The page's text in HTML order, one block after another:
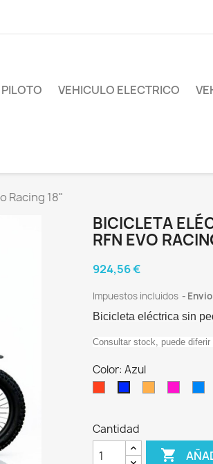
VEHICULO ELECTRICO
Racing 18"
BICICLETA
RFN EVO
924,56 €
Impuestos incluidos
Bicicleta eléctrica sin
Consultar stock, puede diferir
Color: Azul
Cantidad
